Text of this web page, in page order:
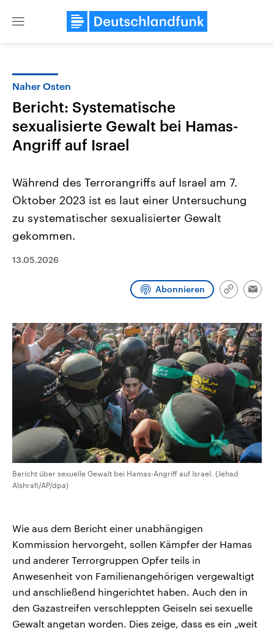
Close
Landtagswahl Sachsen-Anhalt
2026
Alle Informationen
Sachsen-Anhalt wählt am 6.
Landtag. Seit 2021 wird das
Wahlprogramme, aktuelle Berichte
und Kandidaten der anstehenden
Wahl.
USA
Aktuelle Beiträge,
aktuelle Weltgeschehen.
Audio-Archiv
Naher Osten
Bericht: Systematische
sexualisierte Gewalt bei Hamas-
Angriff auf Israel
Während des Terrorangriffs auf Israel am 7.
Oktober 2023 ist es laut einer Untersuchung
zu systematischer sexualisierter Gewalt
gekommen.
13.05.2026
Abonnieren
Link
Bericht über sexuelle Gewalt bei Hamas-Angriff auf Israel. (Jehad
Alshrafi/AP/dpa)
Wie aus dem Bericht einer unabhängigen
Kommission hervorgeht, sollen Kämpfer der Hamas
und anderer Terrorgruppen Opfer teils in
Anwesenheit von Familienangehörigen vergewaltigt
und anschließend hingerichtet haben. Auch den in
den Gazastreifen verschleppten Geiseln sei sexuelle
Gewalt angetan worden. Dies zeige, dass es ein „weit